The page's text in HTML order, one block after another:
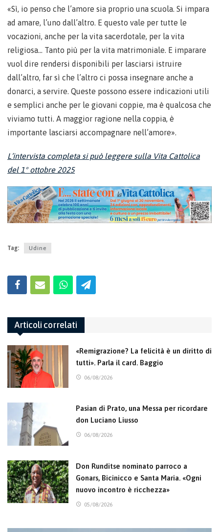
«Sì, io penso che l’amore sia proprio una scuola. Si impara
ad amare, l’uno dall’altro. E questo vale per tutte le
vocazioni, anche per la vita sacerdotale, per la vita
religiosa… Tanto più per la vita matrimoniale. E imparare
vuol dire rendersi disponibili per lasciarsi istruire
dall’altro, far sì che l’altro ci possa insegnare anche a
donarci, a servire. Queste possono essere indicazioni utili
e semplici anche per le giovani coppie, ma è qualcosa che
viviamo tutti. A maggior ragione nella coppia, è
importante lasciarsi accompagnare nell’amore».
L’intervista completa si può leggere sulla Vita Cattolica
del 1° ottobre 2025
Tag: Udine
Articoli correlati
«Remigrazione? La felicità è un diritto di
tutti». Parla il card. Baggio
06/08/2026
Pasian di Prato, una Messa per ricordare
don Luciano Liusso
06/08/2026
Don Runditse nominato parroco a
Gonars, Bicinicco e Santa Maria. «Ogni
nuovo incontro è ricchezza»
05/08/2026